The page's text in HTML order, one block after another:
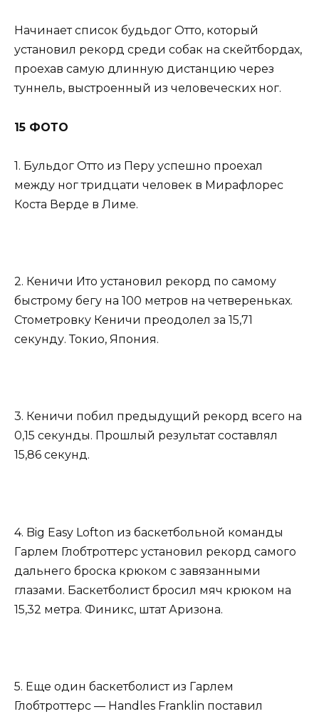
Начинает список будьдог Отто, который
установил рекорд среди собак на скейтбордах,
проехав самую длинную дистанцию через
туннель, выстроенный из человеческих ног.
15 ФОТО
1. Бульдог Отто из Перу успешно проехал
между ног тридцати человек в Мирафлорес
Коста Верде в Лиме.
2. Кеничи Ито установил рекорд по самому
быстрому бегу на 100 метров на четвереньках.
Стометровку Кеничи преодолел за 15,71
секунду. Токио, Япония.
3. Кеничи побил предыдущий рекорд всего на
0,15 секунды. Прошлый результат составлял
15,86 секунд.
4. Big Easy Lofton из баскетбольной команды
Гарлем Глобтроттерс установил рекорд самого
дальнего броска крюком с завязанными
глазами. Баскетболист бросил мяч крюком на
15,32 метра. Финикс, штат Аризона.
5. Еще один баскетболист из Гарлем
Глобтроттерс — Handles Franklin поставил